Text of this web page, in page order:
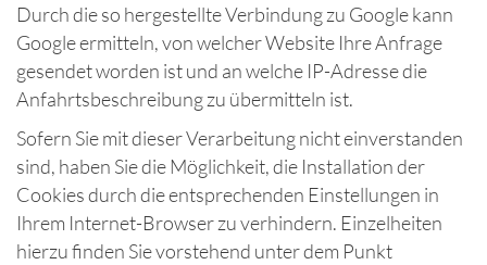
Durch die so hergestellte Verbindung zu Google kann
Google ermitteln, von welcher Website Ihre Anfrage
gesendet worden ist und an welche IP-Adresse die
Anfahrtsbeschreibung zu übermitteln ist.
Sofern Sie mit dieser Verarbeitung nicht einverstanden
sind, haben Sie die Möglichkeit, die Installation der
Cookies durch die entsprechenden Einstellungen in
Ihrem Internet-Browser zu verhindern. Einzelheiten
hierzu finden Sie vorstehend unter dem Punkt